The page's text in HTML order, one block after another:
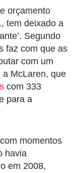
orçamento
tem deixado a
Segundo
faz com que as
com um
McLaren, que
com 333
para a
momentos
havia
em 2008,